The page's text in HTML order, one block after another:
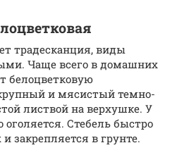
традесканция, виды
Чаще всего в домашних
белоцветковую
и мясистый темно-
листвой на верхушке. У
оголяется. Стебель быстро
закрепляется в грунте.